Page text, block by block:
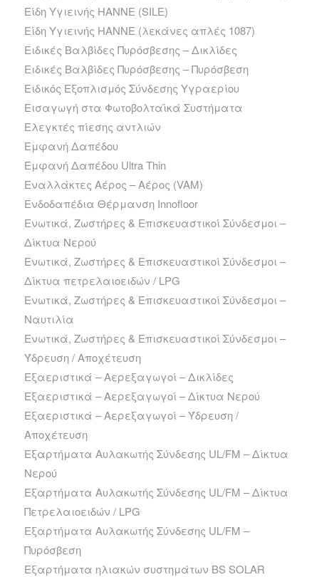
Είδη Υγιεινής HANNE (SILE)
Είδη Υγιεινής HANNE (λεκάνες απλές 1087)
Ειδικές Βαλβίδες Πυρόσβεσης – Δικλίδες
Ειδικές Βαλβίδες Πυρόσβεσης – Πυρόσβεση
Ειδικός Εξοπλισμός Σύνδεσης Υγραερίου
Εισαγωγή στα Φωτοβολταϊκά Συστήματα
Ελεγκτές πίεσης αντλιών
Εμφανή Δαπέδου
Εμφανή Δαπέδου Ultra Thin
Εναλλάκτες Αέρος – Αέρος (VAM)
Ενδοδαπέδια Θέρμανση Innofloor
Ενωτικά, Ζωστήρες & Επισκευαστικοί Σύνδεσμοι –
Δίκτυα Νερού
Ενωτικά, Ζωστήρες & Επισκευαστικοί Σύνδεσμοι –
Δίκτυα πετρελαιοειδών / LPG
Ενωτικά, Ζωστήρες & Επισκευαστικοί Σύνδεσμοι –
Ναυτιλία
Ενωτικά, Ζωστήρες & Επισκευαστικοί Σύνδεσμοι –
Ύδρευση / Αποχέτευση
Εξαεριστικά – Αερεξαγωγοί – Δικλίδες
Εξαεριστικά – Αερεξαγωγοί – Δίκτυα Νερού
Εξαεριστικά – Αερεξαγωγοί – Ύδρευση /
Αποχέτευση
Εξαρτήματα Αυλακωτής Σύνδεσης UL/FM – Δίκτυα
Νερού
Εξαρτήματα Αυλακωτής Σύνδεσης UL/FM – Δίκτυα
Πετρελαιοειδών / LPG
Εξαρτήματα Αυλακωτής Σύνδεσης UL/FM –
Πυρόσβεση
Εξαρτήματα ηλιακών συστημάτων BS SOLAR